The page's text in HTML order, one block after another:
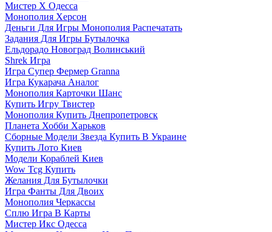
Мистер Х Одесса
Монополия Херсон
Деньги Для Игры Монополия Распечатать
Задания Для Игры Бутылочка
Ельдорадо Новоград Волинський
Shrek Игра
Игра Супер Фермер Granna
Игра Кукарача Аналог
Монополия Карточки Шанс
Купить Игру Твистер
Монополия Купить Днепропетровск
Планета Хобби Харьков
Сборные Модели Звезда Купить В Украине
Купить Лото Киев
Модели Кораблей Киев
Wow Tcg Купить
Желания Для Бутылочки
Игра Фанты Для Двоих
Монополия Черкассы
Сплю Игра В Карты
Мистер Икс Одесса